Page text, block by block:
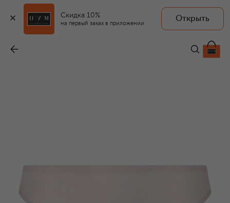
Скидка 10%
на первый заказ в приложении
Открыть